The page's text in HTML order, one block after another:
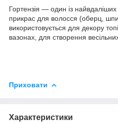
Гортензія — один із
прикрас для волосся (оберц,
використовується для декору
вазонах, для створення
Приховати
Характеристики